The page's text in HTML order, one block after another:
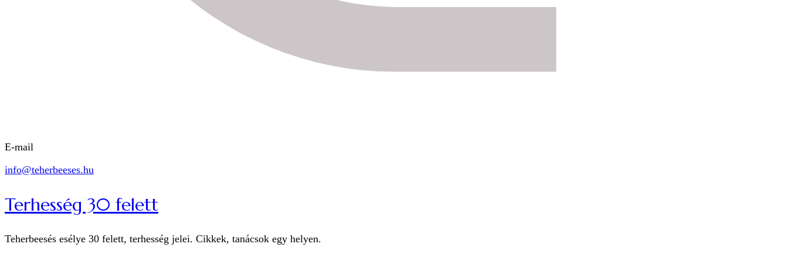
E-mail
info@teherbeeses.hu
Terhesség 30 felett
Teherbeesés esélye 30 felett, terhesség jelei. Cikkek, tanácsok egy helyen.